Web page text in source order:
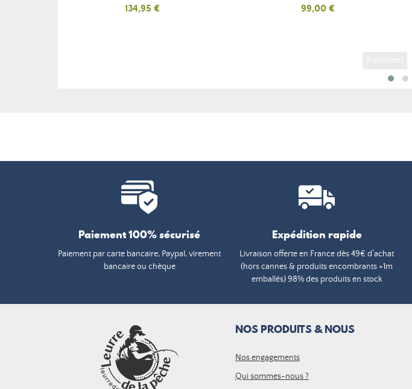
Prix
134,95 €
Prix
99,00 €
Paiement 100% sécurisé
Paiement par carte bancaire, Paypal, virement
bancaire ou chèque
Expédition rapide
Livraison offerte en France dès 49€ d’achat
(hors cannes & produits encombrants +1m
emballés) 98% des produits en stock
NOS PRODUITS & NOUS
Nos engagements
Qui sommes-nous ?